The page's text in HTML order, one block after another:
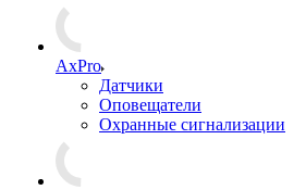
AxPro
Датчики
Оповещатели
Охранные сигнализации